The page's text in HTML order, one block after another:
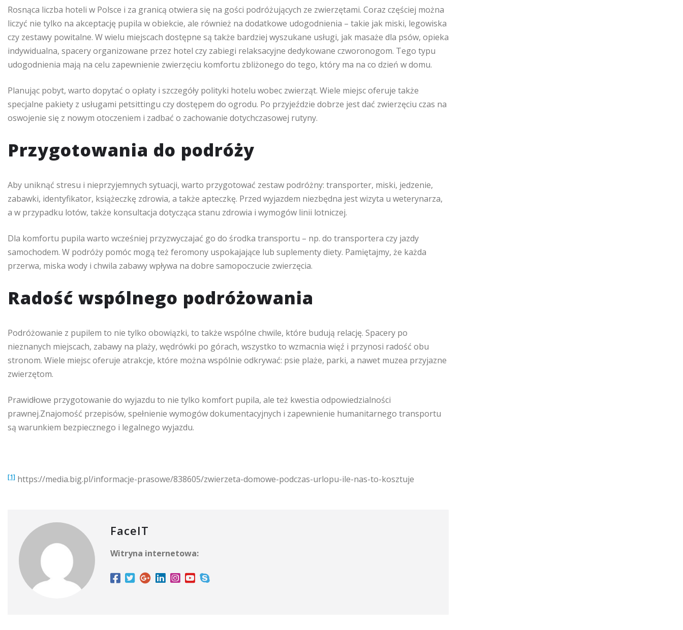
Rosnąca liczba hoteli w Polsce i za granicą otwiera się na gości podróżujących ze zwierzętami. Coraz częściej można
liczyć nie tylko na akceptację pupila w obiekcie, ale również na dodatkowe udogodnienia – takie jak miski, legowiska
czy zestawy powitalne. W wielu miejscach dostępne są także bardziej wyszukane usługi, jak masaże dla psów, opieka
indywidualna, spacery organizowane przez hotel czy zabiegi relaksacyjne dedykowane czworonogom. Tego typu
udogodnienia mają na celu zapewnienie zwierzęciu komfortu zbliżonego do tego, który ma na co dzień w domu.
Planując pobyt, warto dopytać o opłaty i szczegóły polityki hotelu wobec zwierząt. Wiele miejsc oferuje także
specjalne pakiety z usługami petsittingu czy dostępem do ogrodu. Po przyjeździe dobrze jest dać zwierzęciu czas na
oswojenie się z nowym otoczeniem i zadbać o zachowanie dotychczasowej rutyny.
Przygotowania do podróży
Aby uniknąć stresu i nieprzyjemnych sytuacji, warto przygotować zestaw podróżny: transporter, miski, jedzenie,
zabawki, identyfikator, książeczkę zdrowia, a także apteczkę. Przed wyjazdem niezbędna jest wizyta u weterynarza,
a w przypadku lotów, także konsultacja dotycząca stanu zdrowia i wymogów linii lotniczej.
Dla komfortu pupila warto wcześniej przyzwyczajać go do środka transportu – np. do transportera czy jazdy
samochodem. W podróży pomóc mogą też feromony uspokajające lub suplementy diety. Pamiętajmy, że każda
przerwa, miska wody i chwila zabawy wpływa na dobre samopoczucie zwierzęcia.
Radość wspólnego podróżowania
Podróżowanie z pupilem to nie tylko obowiązki, to także wspólne chwile, które budują relację. Spacery po
nieznanych miejscach, zabawy na plaży, wędrówki po górach, wszystko to wzmacnia więź i przynosi radość obu
stronom. Wiele miejsc oferuje atrakcje, które można wspólnie odkrywać: psie plaże, parki, a nawet muzea przyjazne
zwierzętom.
Prawidłowe przygotowanie do wyjazdu to nie tylko komfort pupila, ale też kwestia odpowiedzialności
prawnej.Znajomość przepisów, spełnienie wymogów dokumentacyjnych i zapewnienie humanitarnego transportu
są warunkiem bezpiecznego i legalnego wyjazdu.
[1] https://media.big.pl/informacje-prasowe/838605/zwierzeta-domowe-podczas-urlopu-ile-nas-to-kosztuje
FaceIT
Witryna internetowa: